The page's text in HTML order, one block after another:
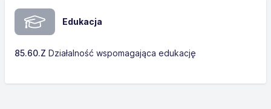
Edukacja
85.60.Z Działalność wspomagająca edukację